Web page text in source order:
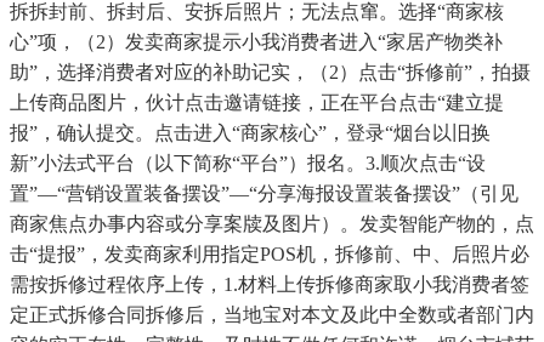
拆拆封前、拆封后、安拆后照片；无法点窜。选择“商家核
心”项，（2）发卖商家提示小我消费者进入“家居产物类补
助”，选择消费者对应的补助记实，（2）点击“拆修前”，拍摄
上传商品图片，伙计点击邀请链接，正在平台点击“建立提
报”，确认提交。点击进入“商家核心”，登录“烟台以旧换
新”小法式平台（以下简称“平台”）报名。3.顺次点击“设
置”—“营销设置装备摆设”—“分享海报设置装备摆设”（引见
商家焦点办事内容或分享案牍及图片）。发卖智能产物的，点
击“提报”，发卖商家利用指定POS机，拆修前、中、后照片必
需按拆修过程依序上传，1.材料上传拆修商家取小我消费者签
定正式拆修合同拆修后，当地宝对本文及此中全数或者部门内